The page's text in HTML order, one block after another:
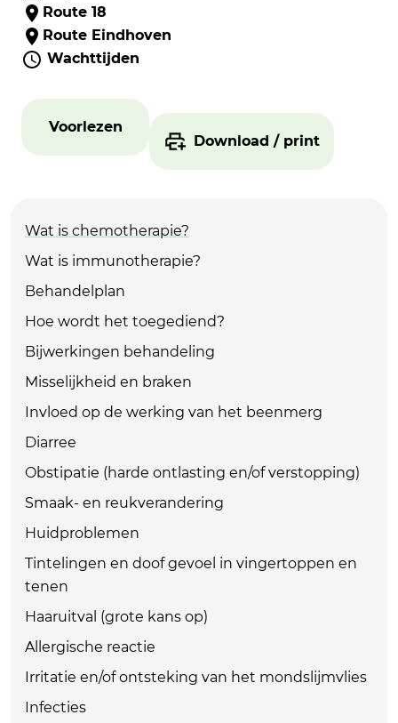
Route 18
Route Eindhoven
Wachttijden
Voorlezen
Download / print
Wat is chemotherapie?
Wat is immunotherapie?
Behandelplan
Hoe wordt het toegediend?
Bijwerkingen behandeling
Misselijkheid en braken
Invloed op de werking van het beenmerg
Diarree
Obstipatie (harde ontlasting en/of verstopping)
Smaak- en reukverandering
Huidproblemen
Tintelingen en doof gevoel in vingertoppen en
tenen
Haaruitval (grote kans op)
Allergische reactie
Irritatie en/of ontsteking van het mondslijmvlies
Infecties